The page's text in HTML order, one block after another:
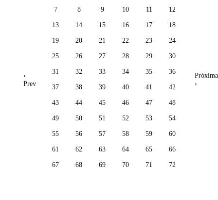
‹
Prev
7 8 9 10 11 12
13 14 15 16 17 18
19 20 21 22 23 24
25 26 27 28 29 30
31 32 33 34 35 36
37 38 39 40 41 42
43 44 45 46 47 48
49 50 51 52 53 54
55 56 57 58 59 60
61 62 63 64 65 66
67 68 69 70 71 72
Próxima
›